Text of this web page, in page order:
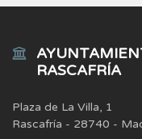
RASCAFRÍA
Plaza de La Villa, 1
Rascafría - 28740 -